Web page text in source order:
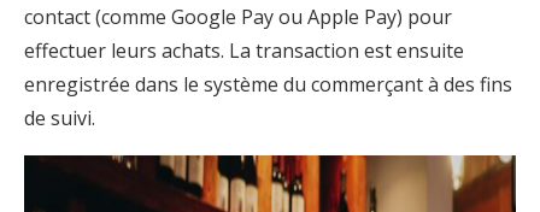
contact (comme Google Pay ou Apple Pay) pour
effectuer leurs achats. La transaction est ensuite
enregistrée dans le système du commerçant à des fins
de suivi.